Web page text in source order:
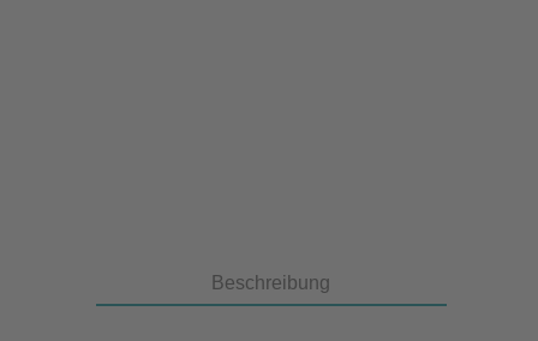
Beschreibung